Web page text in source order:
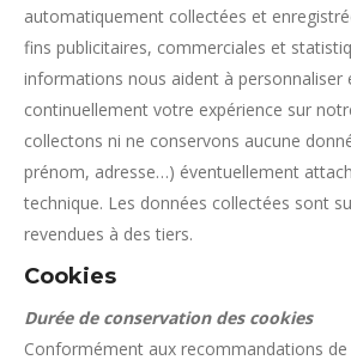
automatiquement collectées et
fins publicitaires, commerciales et
informations nous aident à personnaliser
continuellement votre expérience sur
collectons ni ne conservons aucune
prénom, adresse…) éventuellement
technique. Les données collectées sont
revendues à des tiers.
Cookies
Durée de conservation des cookies
Conformément aux recommandations de